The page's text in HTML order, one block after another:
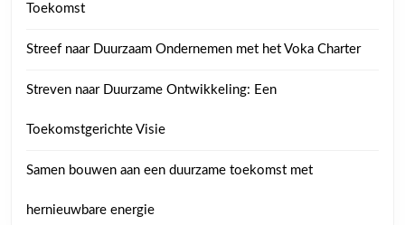
Toekomst
Streef naar Duurzaam Ondernemen met het Voka Charter
Streven naar Duurzame Ontwikkeling: Een
Toekomstgerichte Visie
Samen bouwen aan een duurzame toekomst met
hernieuwbare energie